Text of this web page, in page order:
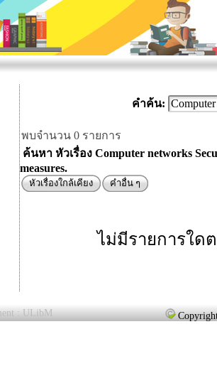
คำค้น:
พบจำนวน 0 รายการ
ค้นหา หัวเรื่อง Computer networks
measures.
หัวเรื่องใกล้เคียง คำอื่น ๆ
ไม่มีรายการใด
: ULibM